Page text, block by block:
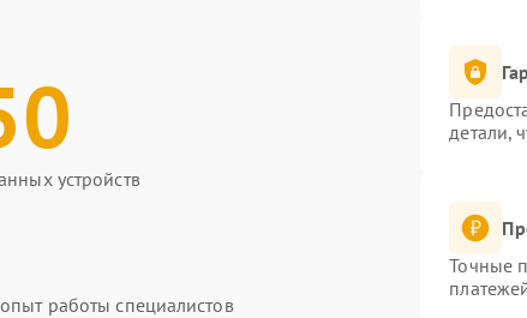
устройств
работы специалистов
детали,
Точные